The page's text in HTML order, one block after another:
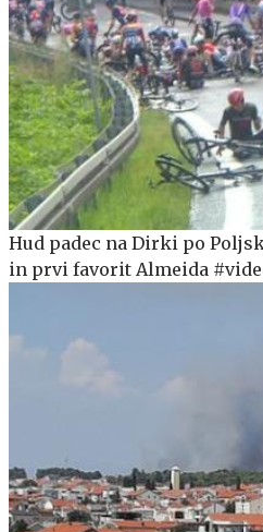
Hud padec na Dirki po
in prvi favorit Almeida